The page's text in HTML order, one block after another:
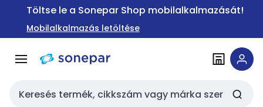
Ugrás a
Ugrás a
tartalomra
Töltse le a Sonepar Shop mobilalkalmazását!
Mobilalkalmazás letöltése
Keresési bemenet